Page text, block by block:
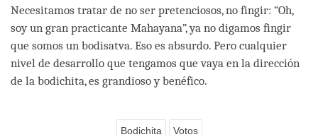
Necesitamos tratar de no ser pretenciosos, no fingir: “Oh,
soy un gran practicante Mahayana”, ya no digamos fingir
que somos un bodisatva. Eso es absurdo. Pero cualquier
nivel de desarrollo que tengamos que vaya en la dirección
de la bodichita, es grandioso y benéfico.
Bodichita Votos